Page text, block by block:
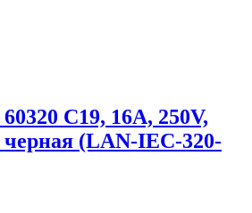
C19, 16A, 250V,
черная (LAN-IEC-320-